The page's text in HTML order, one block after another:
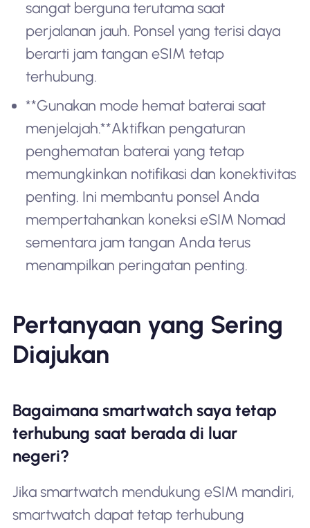
sangat berguna terutama saat
perjalanan jauh. Ponsel yang terisi daya
berarti jam tangan eSIM tetap
terhubung.
**Gunakan mode hemat baterai saat
menjelajah.**Aktifkan pengaturan
penghematan baterai yang tetap
memungkinkan notifikasi dan konektivitas
penting. Ini membantu ponsel Anda
mempertahankan koneksi eSIM Nomad
sementara jam tangan Anda terus
menampilkan peringatan penting.
Pertanyaan yang Sering
Diajukan
Bagaimana smartwatch saya tetap
terhubung saat berada di luar
negeri?
Jika smartwatch mendukung eSIM mandiri,
smartwatch dapat tetap terhubung